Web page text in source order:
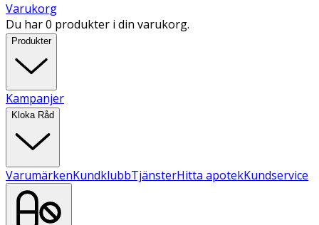
Varukorg
Du har 0 produkter i din varukorg.
Produkter
Kampanjer
Kloka Råd
VarumärkenKundklubbTjänsterHitta apotekKundservice